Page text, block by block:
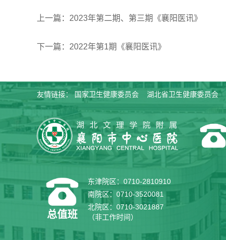
上一篇：2023年第二期、第三期《襄阳医讯》
下一篇：2022年第1期《襄阳医讯》
友情链接：国家卫生健康委员会 湖北省卫生健康委员会
总值班
东津院区：0710-2810910
南院区：0710-3520081
北院区：0710-3021887
（非工作时间）